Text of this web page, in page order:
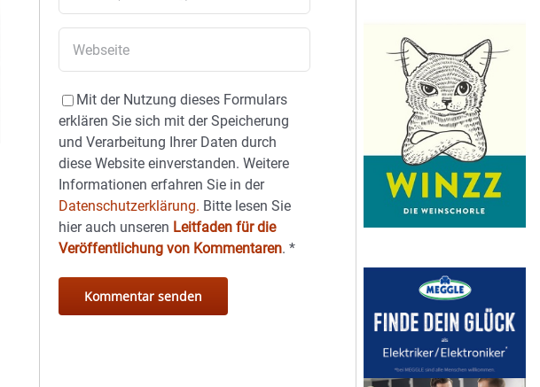
Mit der Nutzung dieses Formulars
erklären Sie sich mit der Speicherung
und Verarbeitung Ihrer Daten durch
diese Website einverstanden. Weitere
Informationen erfahren Sie in der
Datenschutzerklärung. Bitte lesen Sie
hier auch unseren Leitfaden für die
Veröffentlichung von Kommentaren.*